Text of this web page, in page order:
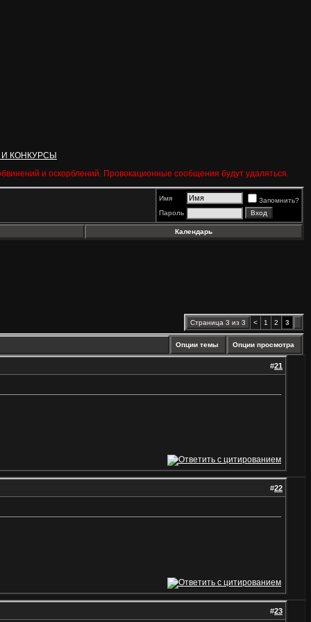
КОНКУРСЫ
и оскорблений. Провокационные сообщения будут удаляться.
Имя
Запомнить?
Пароль
Календарь
Страница 3 из 3 < 1 2 3
Опции темы Опции просмотра
#21
#22
#23